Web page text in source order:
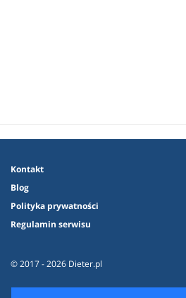
Kontakt
Blog
Polityka prywatności
Regulamin serwisu
© 2017 - 2026 Dieter.pl